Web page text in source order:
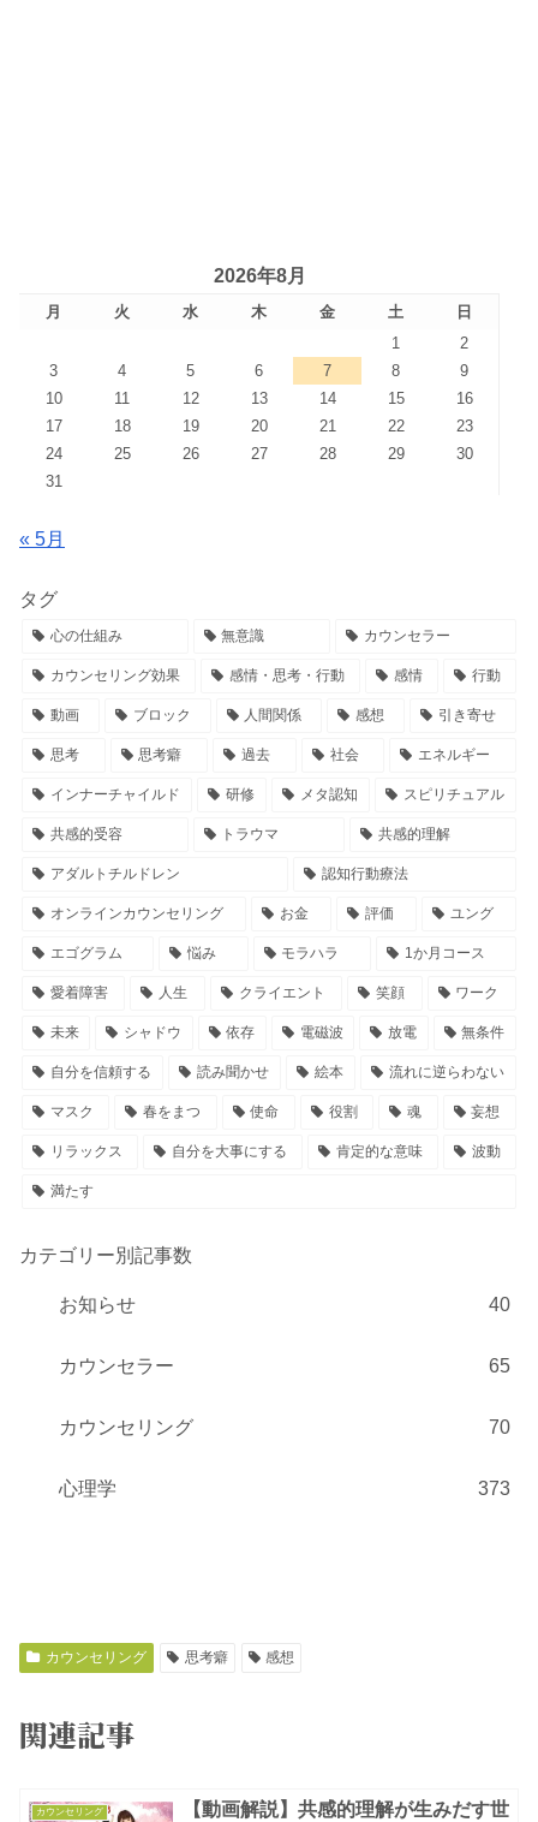
2026年8月
月 火 水 木 金 土
日
1
2
3
4 5 6 7 8
9
10
11 12 13 14 15
16
17
18 19 20 21 22
23
24
25 26 27 28 29
30
31
« 5月
タグ
心の仕組み 無意識 カウンセラー
カウンセリング効果 感情・思考・行動 感情 行動
動画 ブロック 人間関係 感想 引き寄せ
思考 思考癖 過去 社会 エネルギー
インナーチャイルド 研修 メタ認知 スピリチュアル
共感的受容 トラウマ 共感的理解
アダルトチルドレン 認知行動療法
オンラインカウンセリング お金 評価 ユング
エゴグラム 悩み モラハラ 1か月コース
愛着障害 人生 クライエント 笑顔 ワーク
未来 シャドウ 依存 電磁波 放電 無条件
自分を信頼する 読み聞かせ 絵本 流れに逆らわない
マスク 春をまつ 使命 役割 魂 妄想
リラックス 自分を大事にする 肯定的な意味 波動
満たす
カテゴリー別記事数
お知らせ 40
カウンセラー 65
カウンセリング 70
心理学 373
カウンセリング 思考癖 感想
関連記事
カウンセリング 【動画解説】共感的理解が生みだす世